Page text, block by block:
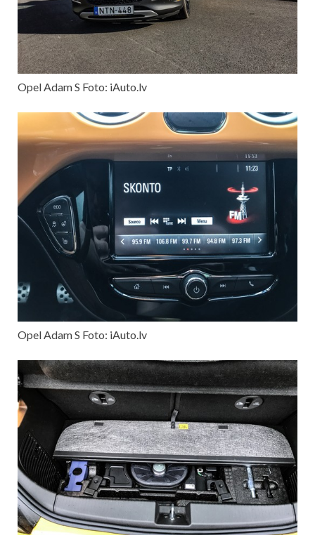
Opel Adam S Foto: iAuto.lv
Opel Adam S Foto: iAuto.lv